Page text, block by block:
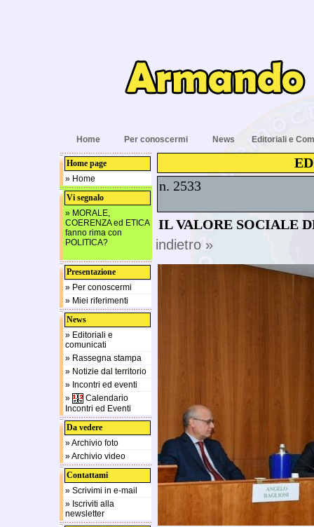
Home Per conoscermi News Editoriali e
Home page
» Home
Vi segnalo
» MORALE,
COERENZA ed ETICA
fanno rima con
POLITICA?
Presentazione
» Per conoscermi
» Miei riferimenti
News
» Editoriali e
comunicati
» Rassegna stampa
» Notizie dal territorio
» Incontri ed eventi
»
Calendario
Incontri ed Eventi
Da vedere
» Archivio foto
» Archivio video
Contattami
» Scrivimi in e-mail
» Iscriviti alla
newsletter
n. 2533
IL VALORE SOCIALE
indietro »